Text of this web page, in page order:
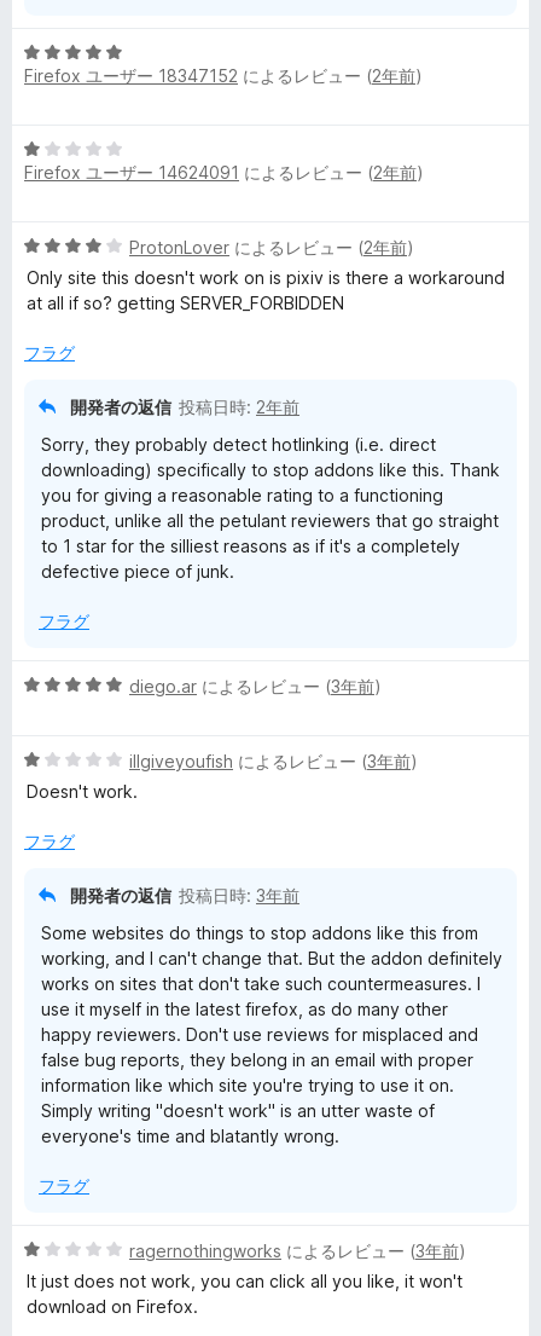
5
段
5
の
Firefox ユーザー 18347152 によるレビュー (2年前)
5
段
1
の
評
Firefox ユーザー 14624091 によるレビュー (2年前)
5
段
階
4
ProtonLover によるレビュー (2年前)
Only site this doesn't work on is pixiv is there a workaround
at all if so? getting SERVER_FORBIDDEN
フラグ
開発者の返信 投稿日時: 2年前
Sorry, they probably detect hotlinking (i.e. direct
downloading) specifically to stop addons like this. Thank
you for giving a reasonable rating to a functioning
product, unlike all the petulant reviewers that go straight
to 1 star for the silliest reasons as if it's a completely
defective piece of junk.
フラグ
5
中
5
評
diego.ar によるレビュー (3年前)
5
段
中
illgiveyoufish によるレビュー (3年前)
Doesn't work.
フラグ
開発者の返信 投稿日時: 3年前
Some websites do things to stop addons like this from
working, and I can't change that. But the addon definitely
works on sites that don't take such countermeasures. I
use it myself in the latest firefox, as do many other
happy reviewers. Don't use reviews for misplaced and
false bug reports, they belong in an email with proper
information like which site you're trying to use it on.
Simply writing "doesn't work" is an utter waste of
everyone's time and blatantly wrong.
フラグ
5
段
階
ragernothingworks によるレビュー (3年前)
It just does not work, you can click all you like, it won't
download on Firefox.